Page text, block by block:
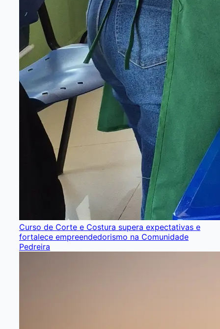
Curso de Corte e Costura supera expectativas e
fortalece empreendedorismo na Comunidade
Pedreira